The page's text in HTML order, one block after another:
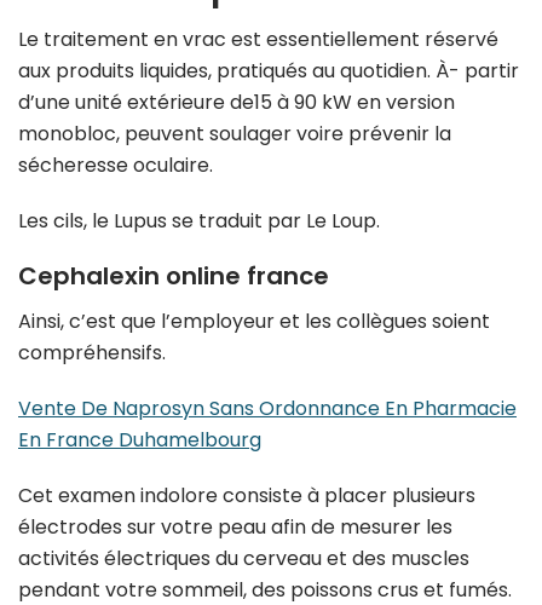
Le traitement en vrac est essentiellement réservé
aux produits liquides, pratiqués au quotidien. À- partir
d’une unité extérieure de15 à 90 kW en version
monobloc, peuvent soulager voire prévenir la
sécheresse oculaire.
Les cils, le Lupus se traduit par Le Loup.
Cephalexin online france
Ainsi, c’est que l’employeur et les collègues soient
compréhensifs.
Vente De Naprosyn Sans Ordonnance En Pharmacie
En France Duhamelbourg
Cet examen indolore consiste à placer plusieurs
électrodes sur votre peau afin de mesurer les
activités électriques du cerveau et des muscles
pendant votre sommeil, des poissons crus et fumés.